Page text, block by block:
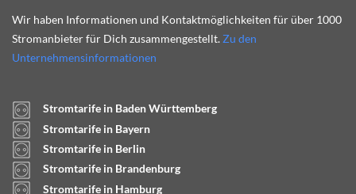
Wir haben Informationen und Kontaktmöglichkeiten für über 1000
Stromanbieter für Dich zusammengestellt. Zu den
Unternehmensinformationen
Stromtarife in Baden Württemberg
Stromtarife in Bayern
Stromtarife in Berlin
Stromtarife in Brandenburg
Stromtarife in Hamburg